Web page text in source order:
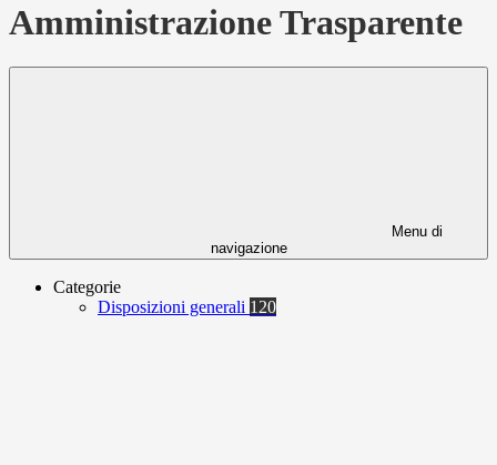
Amministrazione Trasparente
Menu di
navigazione
Categorie
Disposizioni generali 120